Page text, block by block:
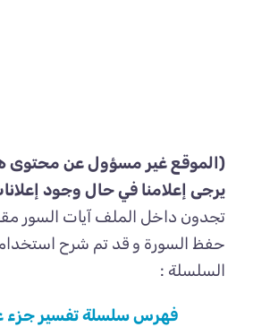
(الموقع غير مسؤول عن محتوى
يرجى إعلامنا في حال وجود
تجدون داخل الملف آيات السور
حفظ السورة و قد تم شرح
السلسلة :
فهرس سلسلة تفسير جزء